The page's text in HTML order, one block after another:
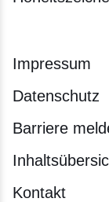
Impressum
Datenschutz
Barriere
Kontakt